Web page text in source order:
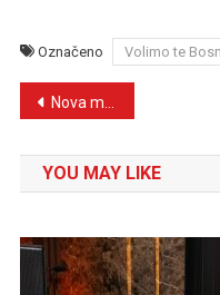
Označeno Volimo te
Navigacija
članaka
Nova muzička poslastica: Darko Capo i Adnan Kukuljević završavaju novi duet
YOU MAY LIKE